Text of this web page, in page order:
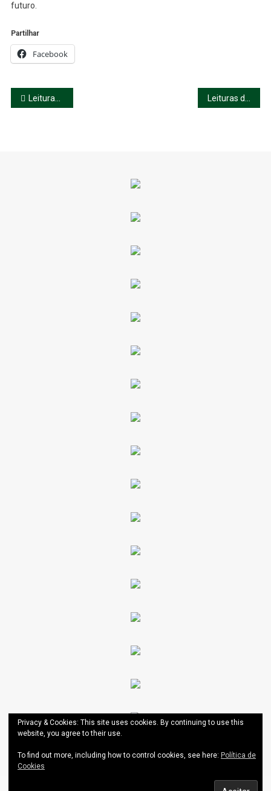
futuro.
Partilhar
Facebook
Navegação
Leituras simultâneas de textos camonianos
Privacy & Cookies: This site uses cookies. By continuing to use this
website, you agree to their use.
To find out more, including how to control cookies, see here: Política de
Cookies